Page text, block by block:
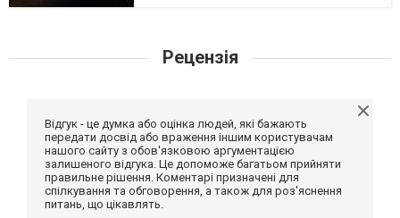
Рецензія
Відгук - це думка або оцінка людей, які бажають
передати досвід або враження іншим користувачам
нашого сайту з обов'язковою аргументацією
залишеного відгука. Це допоможе багатьом прийняти
правильне рішення. Коментарі призначені для
спілкування та обговорення, а також для роз'яснення
питань, що цікавлять.